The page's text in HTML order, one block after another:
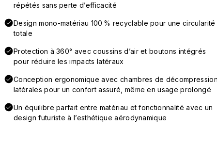
répétés sans perte d’efficacité
Design mono-matériau 100 % recyclable pour une circularité
totale
Protection à 360° avec coussins d’air et boutons intégrés
pour réduire les impacts latéraux
Conception ergonomique avec chambres de
latérales pour un confort assuré, même en usage prolongé
Un équilibre parfait entre matériau et fonctionnalité avec un
design futuriste à l’esthétique aérodynamique